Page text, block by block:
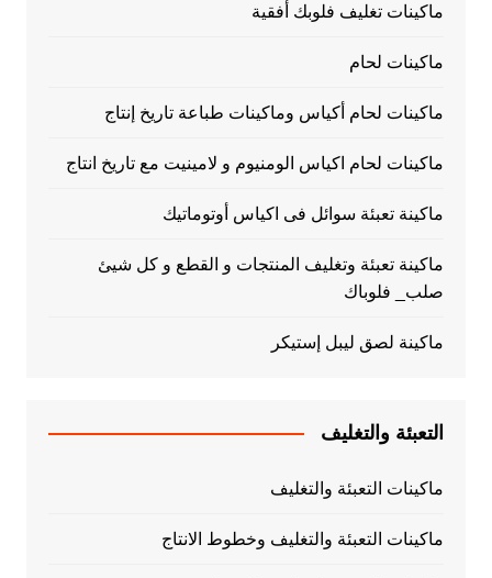
ماكينات تغليف فلوبك أفقية
ماكينات لحام
ماكينات لحام أكياس وماكينات طباعة تاريخ إنتاج
ماكينات لحام اكياس الومنيوم و لامينيت مع تاريخ انتاج
ماكينة تعبئة سوائل فى اكياس أوتوماتيك
ماكينة تعبئة وتغليف المنتجات و القطع و كل شيئ
صلب_ فلوباك
ماكينة لصق ليبل إستيكر
التعبئة والتغليف
ماكينات التعبئة والتغليف
ماكينات التعبئة والتغليف وخطوط الانتاج